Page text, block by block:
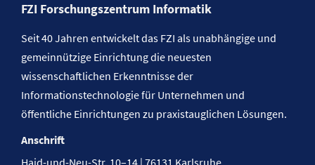
FZI Forschungszentrum Informatik
Seit 40 Jahren entwickelt das FZI als unabhängige und
gemeinnützige Einrichtung die neuesten
wissenschaftlichen Erkenntnisse der
Informationstechnologie für Unternehmen und
öffentliche Einrichtungen zu praxistauglichen Lösungen.
Anschrift